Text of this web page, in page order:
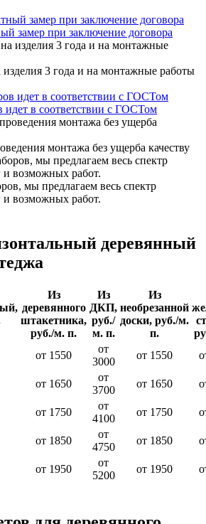
замер при заключение договора
3 года и на монтажные работы
идет в соответствии с ГОСТом
монтажа без ущерба качеству
мы предлагаем весь спектр
возможных работ.
деревянный
Из
деревянного
штакетника,
руб./м. п.
Из
ДКП,
руб./
м. п.
Из
необрезанной
доски, руб./м.
п.
от 1550
от
3000
от 1550
от 1650
от
3700
от 1650
от 1750
от
4100
от 1750
от 1850
от
4750
от 1850
от 1950
от
5200
от 1950